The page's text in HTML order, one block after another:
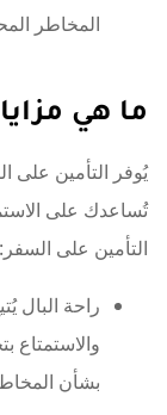
المخاطر
ما هي
يُوفر التأمين على
تُساعدك على
التأمين على السفر:
راحة البال
والاستمتاع
بشأن